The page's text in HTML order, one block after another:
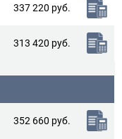
337 220 руб.
313 420 руб.
352 660 руб.